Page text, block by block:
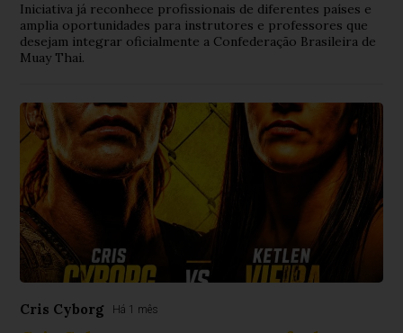
Iniciativa já reconhece profissionais de diferentes países e
amplia oportunidades para instrutores e professores que
desejam integrar oficialmente a Confederação Brasileira de
Muay Thai.
Cris Cyborg Há 1 mês